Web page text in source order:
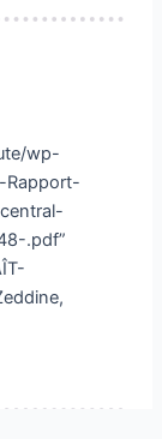
wp-
Rapport-
.pdf”